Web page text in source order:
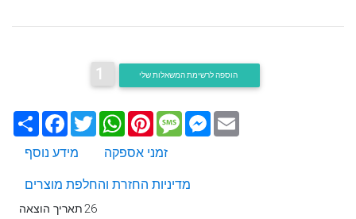
1
שתף Facebook
TwitterWhatsApp
PinterestMessageMessenger
מידע נוסף
זמני אספקה
מדיניות החזרת והחלפת מוצרים
תאריך הוצאה26